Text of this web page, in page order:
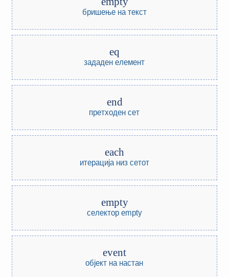
бришење на текст
eq
зададен елемент
end
претходен сет
each
итерација низ сетот
empty
селектор empty
event
објект на настан